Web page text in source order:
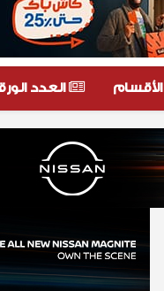
الأقسام العدد